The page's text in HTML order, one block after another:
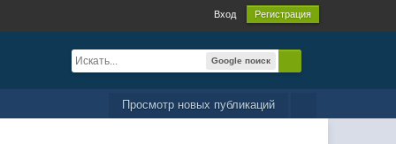
Вход Регистрация
Google поиск
Просмотр новых публикаций